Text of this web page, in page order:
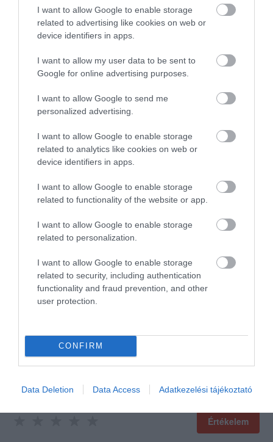
I want to allow Google to enable storage
related to advertising like cookies on web or
device identifiers in apps.
I want to allow my user data to be sent to
Google for online advertising purposes.
I want to allow Google to send me
personalized advertising.
I want to allow Google to enable storage
related to analytics like cookies on web or
device identifiers in apps.
I want to allow Google to enable storage
related to functionality of the website or app.
I want to allow Google to enable storage
related to personalization.
I want to allow Google to enable storage
related to security, including authentication
functionality and fraud prevention, and other
user protection.
CONFIRM
Data Deletion Data Access Adatkezelési tájékoztató
Értékelések Értékeld Te is
3.0 5 1
3 0
1 1
2010. Július 15.
Nagyon meg voltam elégedve
mindennel.
Értékeld Te is!
Értékelem